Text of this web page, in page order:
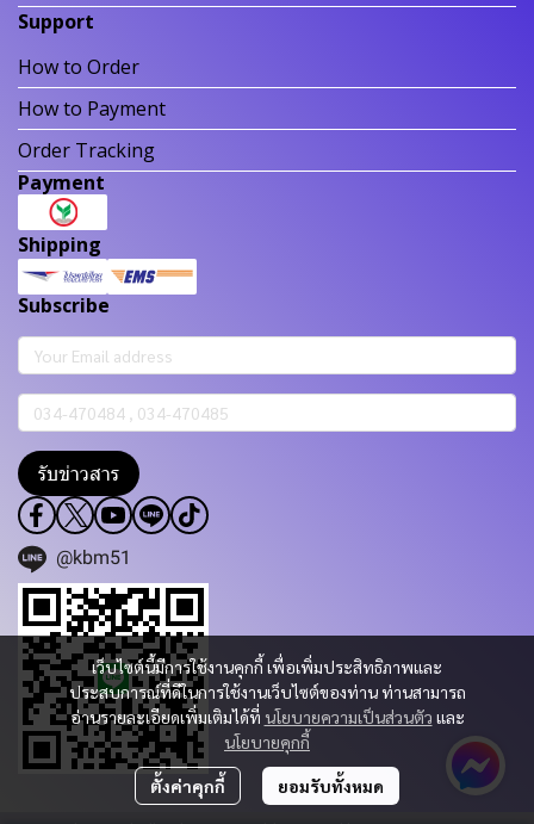
เว็บไซต์นี้มีการใช้งานคุกกี้ เพื่อเพิ่มประสิทธิภาพและ
ประสบการณ์ที่ดีในการใช้งานเว็บไซต์ของท่าน ท่านสามารถ
อ่านรายละเอียดเพิ่มเติมได้ที่ นโยบายความเป็นส่วนตัว และ
นโยบายคุกกี้
ตั้งค่าคุกกี้ ยอมรับทั้งหมด
Support
How to Order
How to Payment
Order Tracking
Payment
Shipping
Subscribe
รับข่าวสาร
@kbm51